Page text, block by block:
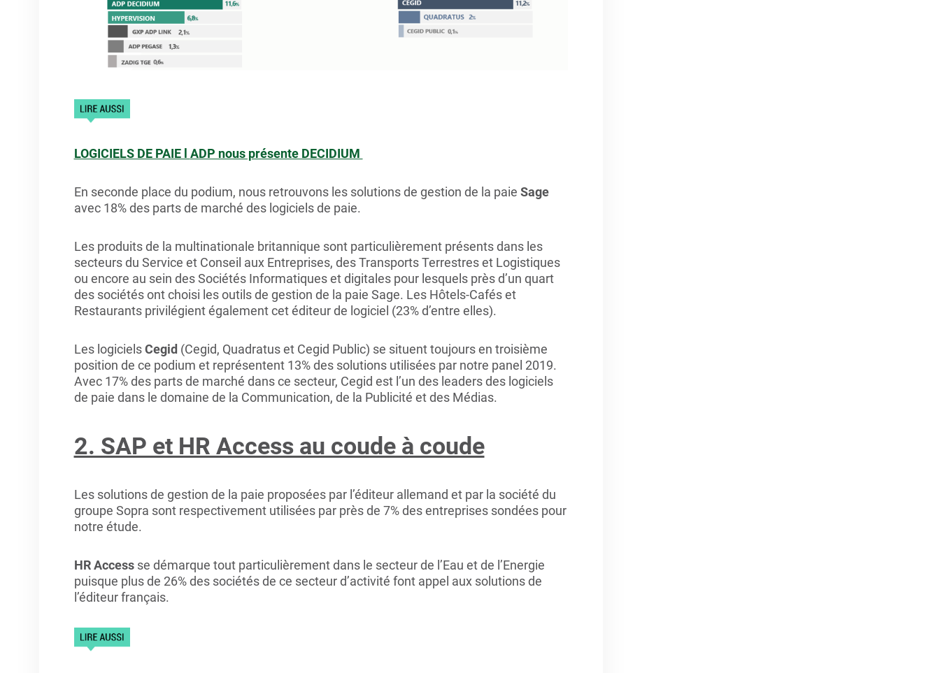
LOGICIELS DE PAIE l ADP nous présente DECIDIUM
En seconde place du podium, nous retrouvons les solutions de gestion de la paie Sage
avec 18% des parts de marché des logiciels de paie.
Les produits de la multinationale britannique sont particulièrement présents dans les
secteurs du Service et Conseil aux Entreprises, des Transports Terrestres et Logistiques
ou encore au sein des Sociétés Informatiques et digitales pour lesquels près d’un quart
des sociétés ont choisi les outils de gestion de la paie Sage. Les Hôtels-Cafés et
Restaurants privilégient également cet éditeur de logiciel (23% d’entre elles).
Les logicielsCegid(Cegid, Quadratus et Cegid Public) se situent toujours en troisième
position de ce podium et représentent 13% des solutions utilisées par notre panel 2019.
Avec 17% des parts de marché dans ce secteur, Cegid est l’un des leaders des logiciels
de paie dans le domaine de la Communication, de la Publicité et des Médias.
2. SAP et HR Access au coude à coude
Les solutions de gestion de la paie proposées par l’éditeur allemand et par la société du
groupe Sopra sont respectivement utilisées par près de 7% des entreprises sondées pour
notre étude.
HR Accessse démarque tout particulièrement dans le secteur de l’Eau et de l’Energie
puisque plus de 26% des sociétés de ce secteur d’activité font appel aux solutions de
l’éditeur français.